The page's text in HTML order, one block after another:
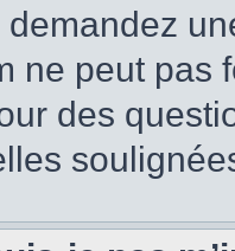
ne peut
des